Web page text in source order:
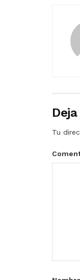
Tu